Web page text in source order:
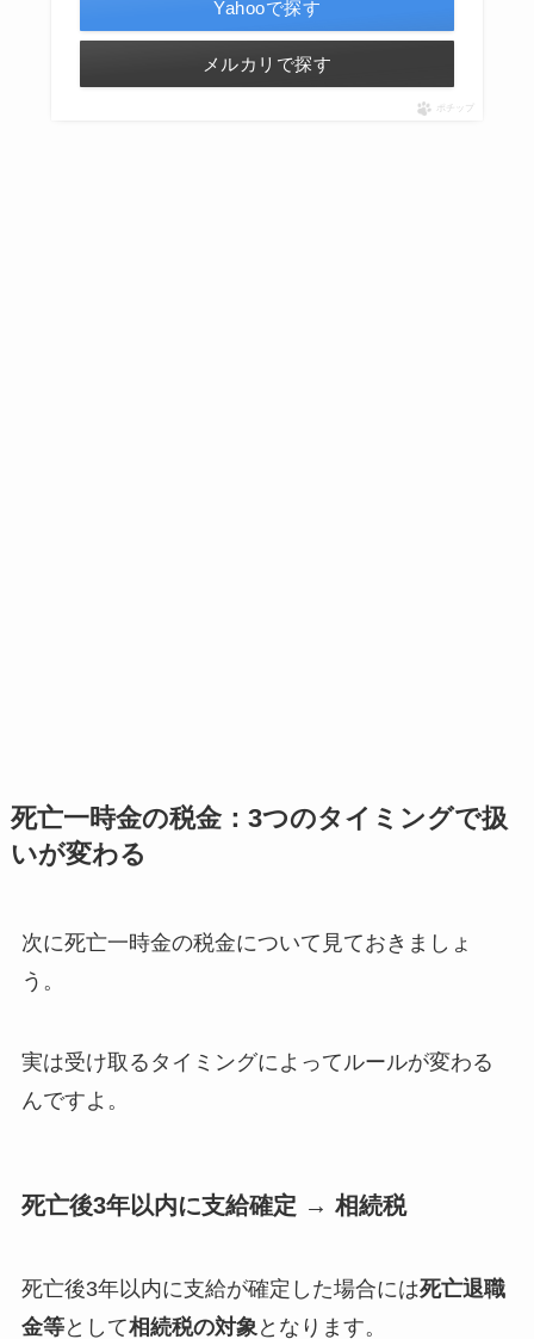
Yahooで探す
メルカリで探す
ポチップ
死亡一時金の税金：3つのタイミングで扱
いが変わる
次に死亡一時金の税金について見ておきましょ
う。
実は受け取るタイミングによってルールが変わる
んですよ。
死亡後3年以内に支給確定 → 相続税
死亡後3年以内に支給が確定した場合には死亡退職
金等として相続税の対象 となります。